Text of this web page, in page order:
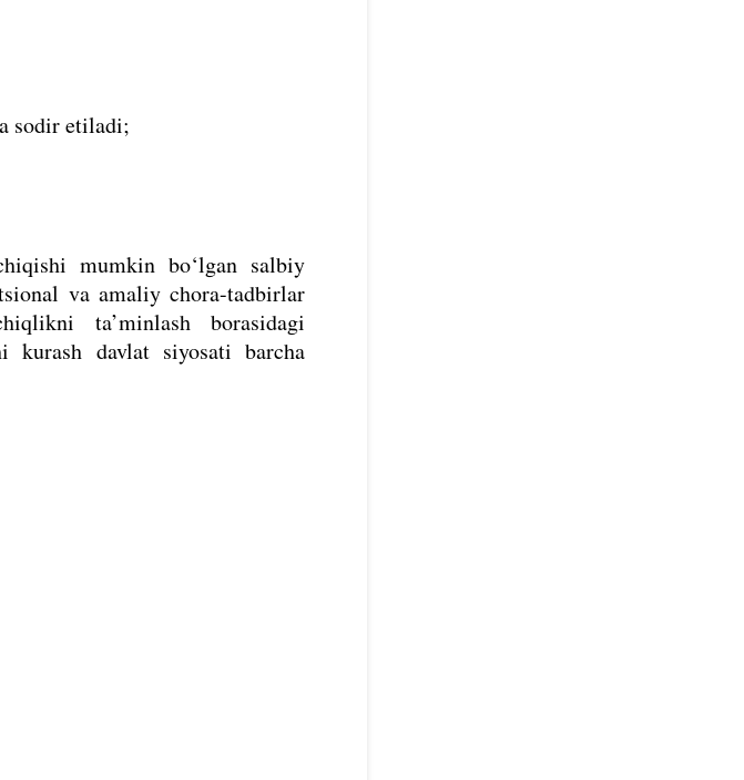
sodir etiladi;
mumkin bo‘lgan salbiy
va amaliy chora-tadbirlar
ta’minlash borasidagi
kurash davlat siyosati barcha